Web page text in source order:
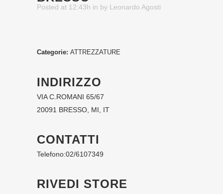
Posted at 12:43h in by Leonardo Agosti
Categorie: ATTREZZATURE
INDIRIZZO
VIA C.ROMANI 65/67
20091 BRESSO, MI, IT
CONTATTI
Telefono:02/6107349
RIVEDI STORE